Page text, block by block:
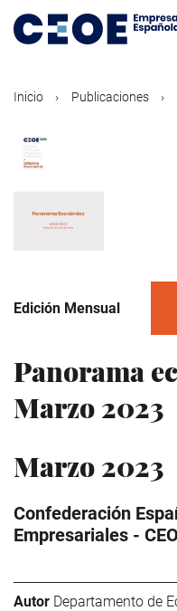
contenido
Inicio Publicaciones
Edición Mensual
Panorama
Marzo 2023
Marzo 2023
Confederación
Empresariales -
Autor Departamento de